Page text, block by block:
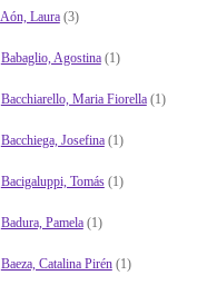
Aón, Laura(3)
Babaglio, Agostina(1)
Bacchiarello, Maria Fiorella(1)
Bacchiega, Josefina(1)
Bacigaluppi, Tomás(1)
Badura, Pamela(1)
Baeza, Catalina Pirén(1)